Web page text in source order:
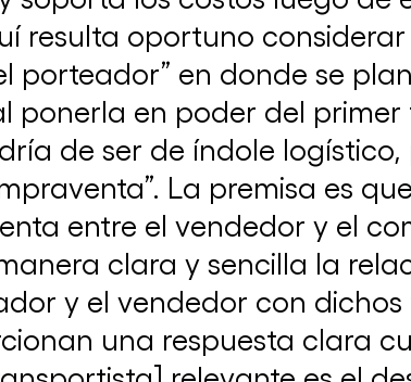
La CAC e ICC Argentina organizaron el
“Competition Day 2024”
12 de septiembre de 2024
resulta oportuno
porteador” en donde se
en poder del
de ser de índole
La premisa es
entre el vendedor y el
clara y sencilla la
y el vendedor con
una respuesta clara